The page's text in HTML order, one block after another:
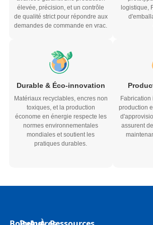
de qualité strict pour répondre aux
demandes de commande en vrac.
toxiques, et la production
économe en énergie respecte les
normes environnementales
mondiales et soutient les
pratiques durables.
production
assurent
PulpeAutres
À